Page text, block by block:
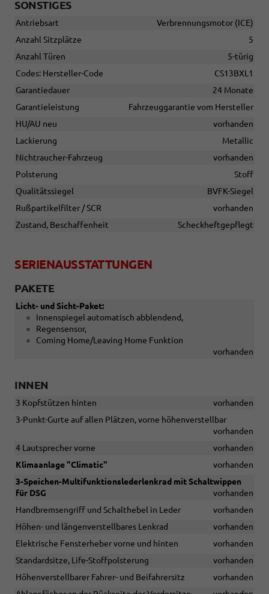
SONSTIGES
Antriebsart
Verbrennungsmotor (ICE)
Anzahl Sitzplätze
5
Anzahl Türen
5-türig
Codes: Hersteller-Code
CS13BXL1
Garantiedauer
24 Monate
Garantieleistung
Fahrzeuggarantie vom Hersteller
HU/AU neu
vorhanden
Lackierung
Metallic
Nichtraucher-Fahrzeug
vorhanden
Polsterung
Stoff
Qualitätssiegel
BVFK-Siegel
Rußpartikelfilter / SCR
vorhanden
Zustand, Beschaffenheit
Scheckheftgepflegt
SERIENAUSSTATTUNGEN
PAKETE
Licht- und Sicht-Paket:
Innenspiegel automatisch abblendend,
Regensensor,
Coming Home/Leaving Home Funktion
vorhanden
INNEN
3 Kopfstützen hinten
vorhanden
3-Punkt-Gurte auf allen Plätzen, vorne höhenverstellbar
vorhanden
4 Lautsprecher vorne
vorhanden
Klimaanlage "Climatic"
vorhanden
3-Speichen-Multifunktionslederlenkrad mit Schaltwippen
für DSG
vorhanden
Handbremsengriff und Schalthebel in Leder
vorhanden
Höhen- und längenverstellbares Lenkrad
vorhanden
Elektrische Fensterheber vorne und hinten
vorhanden
Standardsitze, Life-Stoffpolsterung
vorhanden
Höhenverstellbarer Fahrer- und Beifahrersitz
vorhanden